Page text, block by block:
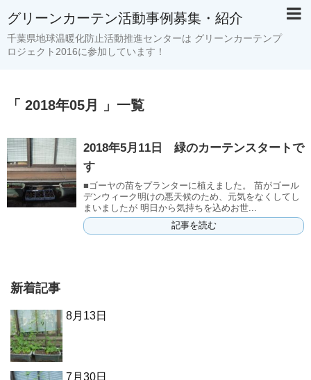
グリーンカーテン活動事例募集・紹介
千葉県地球温暖化防止活動推進センターは グリーンカーテンプ
ロジェクト2016に参加しています！
「 2018年05月 」一覧
2018年5月11日 緑のカーテンスタートで
す
■ゴーヤの苗をプランターに植えました。 苗がゴール
デンウィーク明けの悪天候のため、元気をなくしてし
まいましたが 明日から気持ちを込めお世...
記事を読む
新着記事
8月13日
7月30日